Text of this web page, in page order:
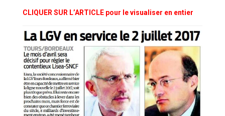
CLIQUER SUR L’ARTICLE pour le visualiser en entier